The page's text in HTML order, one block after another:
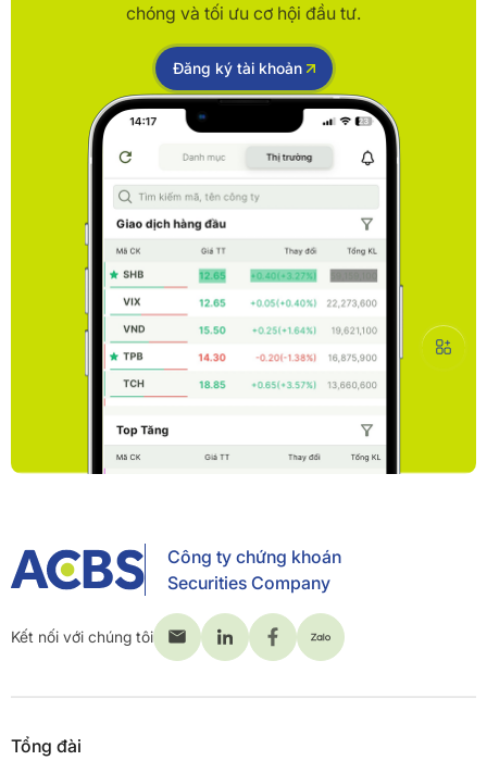
chóng và tối ưu cơ hội đầu tư.
Đăng ký tài khoản
Công ty chứng khoán
Securities Company
Kết nối với chúng tôi
Tổng đài